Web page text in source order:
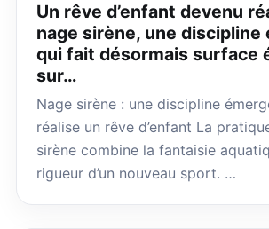
Un rêve d’enfant devenu
nage sirène, une discipline
qui fait désormais surface
sur…
Nage sirène : une discipline
réalise un rêve d’enfant La
sirène combine la fantaisie
rigueur d’un nouveau sport. …